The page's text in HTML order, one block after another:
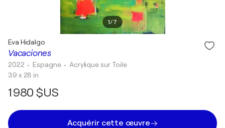
1/7
Vacaciones
Eva Hidalgo
2022 • Espagne • Acrylique sur Toile
39 x 28 in
1 980 $US
Acquérir cette œuvre